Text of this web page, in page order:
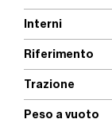
Interni
Riferimento
Trazione
Peso a vuoto